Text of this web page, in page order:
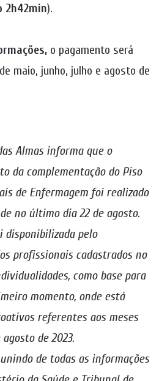
2h42min).
o pagamento será
maio, junho, julho e agosto de
Almas informa que o
da complementação do Piso
de Enfermagem foi realizado
no último dia 22 de agosto.
disponibilizada pelo
profissionais cadastrados no
como base para
momento, onde está
referentes aos meses
de 2023.
de todas as informações